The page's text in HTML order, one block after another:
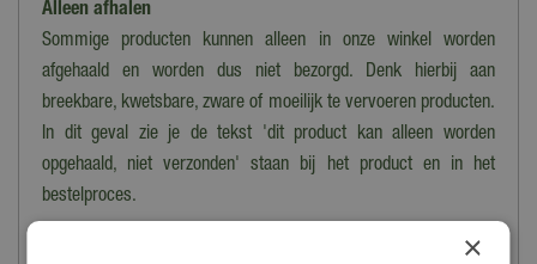
Alleen afhalen
Sommige producten kunnen alleen in onze winkel worden
afgehaald en worden dus niet bezorgd. Denk hierbij aan
breekbare, kwetsbare, zware of moeilijk te vervoeren producten.
In dit geval zie je de tekst 'dit product kan alleen worden
opgehaald, niet verzonden' staan bij het product en in het
bestelproces.
Heb je meer vragen over het bestellen, bezorgen en/of afhalen
×